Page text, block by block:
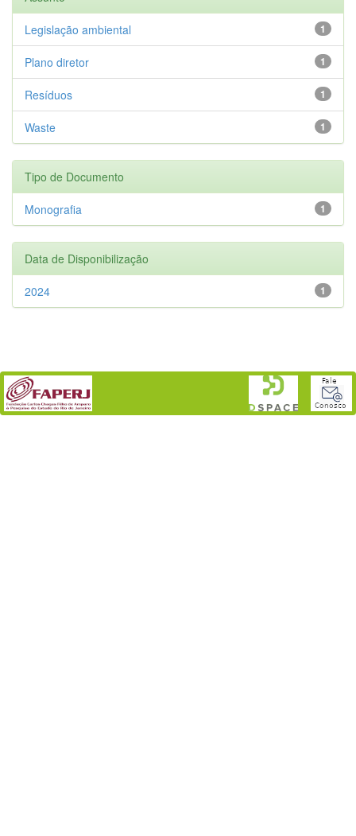
1
Legislação ambiental
1
Plano diretor
1
Resíduos
1
Waste
Tipo de Documento
1
Monografia
Data de Disponibilização
1
2024